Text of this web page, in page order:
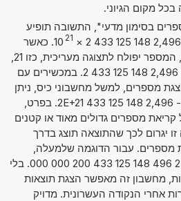
מקום הגיוני.
בסימון מדעי", התשובה תופיע
×
10 21
. כאשר
ולמספר בפועל, כזה 2,496 148 125 433 2. במכשירים עם
מספרים, למשל מחשבוני כיס, ניתן
גם להציג מספרים כ- 2,496 148 125 433 2E+21. בפרט,
מספרים גדולים מאוד או קטנים
זו יגרום לכך שהתוצאה תוצג בדרך
מספרים. עבור הדוגמה שלמעלה,
התוצאה תיראה כך: 2 496 148 125 433 200 000 000. בלי
מחשבון זה מאפשר הצגת תוצאות
של עד 14 ספרות אחרי הנקודה העשרונית. מדויק